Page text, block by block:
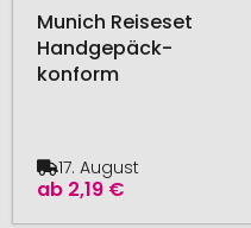
Munich Reiseset
Handgepäck-
konform
ab 2,19 €
17. August